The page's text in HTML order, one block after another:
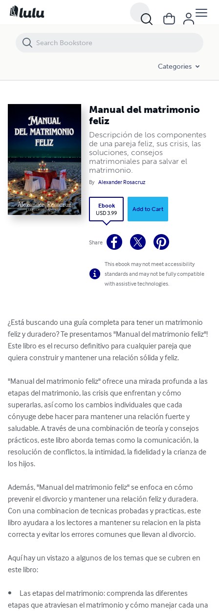
Categories
Manual del matrimonio
feliz
Descripción de los componentes
de una pareja feliz, sus crisis, las
soluciones, consejos
matrimoniales para salvar el
matrimonio.
By Alexander Rosacruz
Ebook
USD 3.99
Add to Cart
Share
This ebook may not meet accessibility
standards and may not be fully compatible
with assistive technologies.
¿Está buscando una guía completa para tener un matrimonio
feliz y duradero? Te presentamos "Manual del matrimonio feliz"!
Este libro es el recurso definitivo para cualquier pareja que
quiera construir y mantener una relación sólida y feliz.
"Manual del matrimonio feliz" ofrece una mirada profunda a las
etapas del matrimonio, las crisis que enfrentan y cómo
superarlas, así como los cambios individuales que cada
cónyuge debe hacer para mantener una relación fuerte y
saludable. A través de una combinación de teoría y consejos
prácticos, este libro aborda temas como la comunicación, la
resolución de conflictos, la intimidad, la fidelidad y la crianza de
los hijos.
Además, "Manual del matrimonio feliz" se enfoca en cómo
prevenir el divorcio y mantener una relación feliz y duradera.
Con una combinacion de tecnicas probadas y practicas, este
libro ayudara a los lectores a mantener su relacion en la pista
correcta y evitar los errores comunes que llevan al divorcio.
Aquí hay un vistazo a algunos de los temas que se cubren en
este libro:
•	Las etapas del matrimonio: comprenda las diferentes
etapas que atraviesan el matrimonio y cómo manejar cada una
Manual del matrimonio feliz